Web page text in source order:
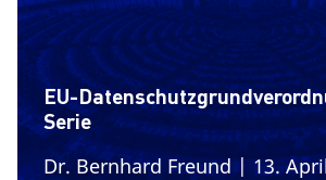
EU-
Serie
Dr. Bernhard Freund| 13.